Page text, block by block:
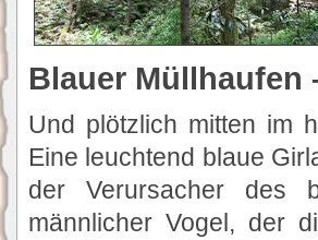
Blauer Müllhaufen
Und plötzlich mitten im
Eine leuchtend blaue
der Verursacher
männlicher Vogel, der